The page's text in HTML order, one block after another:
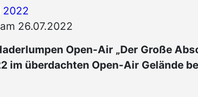
2022
26.07.2022
Open-Air „Der Große
im überdachten Open-Air Gelände